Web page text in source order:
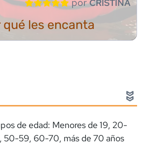
CRISTINA
les encanta
de edad: Menores de 19, 20-
59, 60-70, más de 70 años